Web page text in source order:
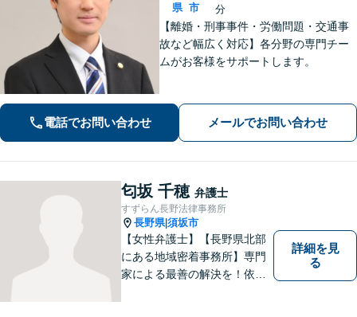
県 市
分
【離婚・刑事事件・労働問題・交通事
故など幅広く対応】各分野の専門チー
ムがお客様をサポートします。
電話でお問い合わせ メールでお問い合わせ
匂坂 千穂 弁護士
すずらん長野法律事務所
長野県|須坂市
【女性弁護士】【長野県北部
にある地域密着事務所】専門
家による最善の解決を！依頼
詳細を見
る